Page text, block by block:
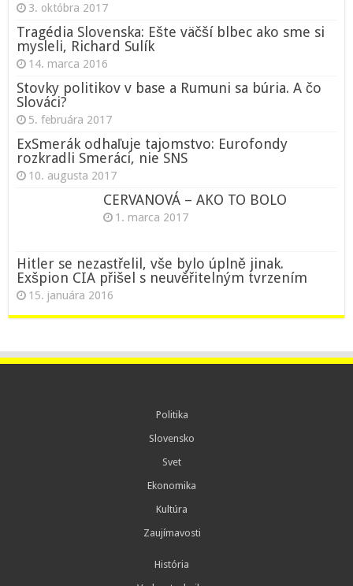
3. októbra 2017
Tragédia Slovenska: Ešte väčší blbec ako sme si
mysleli, Richard Sulík
14. marca 2016
Stovky politikov v base a Rumuni sa búria. A čo
Slováci?
5. februára 2017
ExSmerák odhaľuje tajomstvo: Eurofondy
rozkradli Smeráci, nie SNS
10. augusta 2017
CERVANOVÁ – AKO TO BOLO
1. marca 2017
Hitler se nezastřelil, vše bylo úplně jinak.
Exšpion CIA přišel s neuvěřitelným tvrzením
15. januára 2016
Politika
Slovensko
Svet
Ekonomika
Kultúra
Zaujímavosti
História